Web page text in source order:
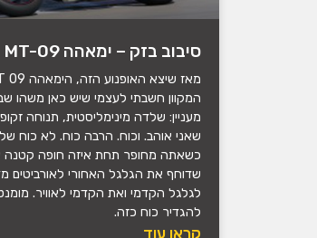
סיבוב בזק – ימאהה MT-09
המקוון חשבתי לעצמי שיש כאן משהו
מעניין: שלדה מינימליסטית, תנוחה
כשאתה מחופר תחת איזה חופה קטנה
שדוחף את הגלגל האחורי לאורביטים
לגלגל הקדמי ואת הקדמי לאוויר. מומנט
להגדיר כוח כזה.
קראו עוד